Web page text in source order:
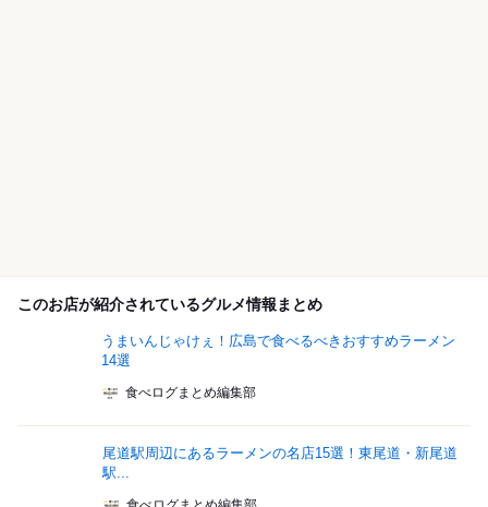
このお店が紹介されているグルメ情報まとめ
うまいんじゃけぇ！広島で食べるべきおすすめラーメン
14選
食べログまとめ編集部
尾道駅周辺にあるラーメンの名店15選！東尾道・新尾道
駅...